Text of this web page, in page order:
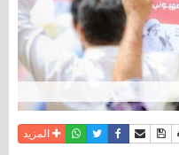
نسخة للطباعة
حفظ الموضوع
أرسل الى صديق
فيسبوكتويترواتسابالمزيد